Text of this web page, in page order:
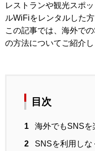
レストランや観光スポ
ルWiFiをレンタルした
この記事では、海外で
の方法についてご紹介し
目次
1 海外でもSNSを
2
SNSを利用しな